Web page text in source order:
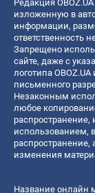
Редакция
изложенную в
информации,
ответственность
Запрещено
сайте, даже с
логотипа
письменного
Незаконным
любое
распространение,
использованием,
распространение,
изменения
Название онлайн